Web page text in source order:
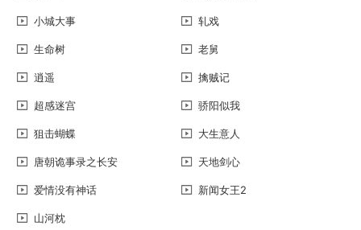
小城大事 轧戏
生命树 老舅
逍遥 擒贼记
超感迷宫 骄阳似我
狙击蝴蝶 大生意人
唐朝诡事录之长安 天地剑心
爱情没有神话 新闻女王2
山河枕